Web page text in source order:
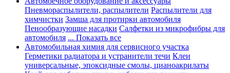
Пневмораспылители, распылители Распылители для
химчистки Замша для протирки автомобиля
Пенообразующие насадки Салфетки из микрофибры для
автомобиля ... Показать все
Автомобильная химия для сервисного участка
Герметики радиатора и устранители течи Клеи
универсальные, эпоксидные смолы, цианоакрилаты